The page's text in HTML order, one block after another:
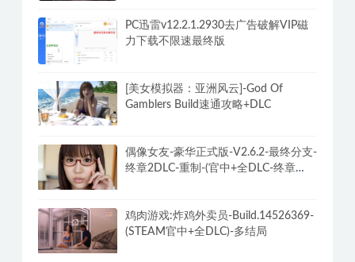
PC迅雷v12.2.1.2930去广告破解VIP磁
力下载不限速最终版
[美女模拟器：亚洲风云]-God Of
Gamblers Build速通攻略+DLC
偶像女友-豪华正式版-V2.6.2-最终分支-
终章2DLC-重制-(官中+全DLC-终章
鸡肉游戏:炸鸡外卖员-Build.14526369-
(STEAM官中+全DLC)-多结局